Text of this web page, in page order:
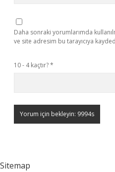
Daha sonraki yorumlarımda
ve site adresim bu tarayıcıya
10 - 4 kaçtır?*
Sitemap